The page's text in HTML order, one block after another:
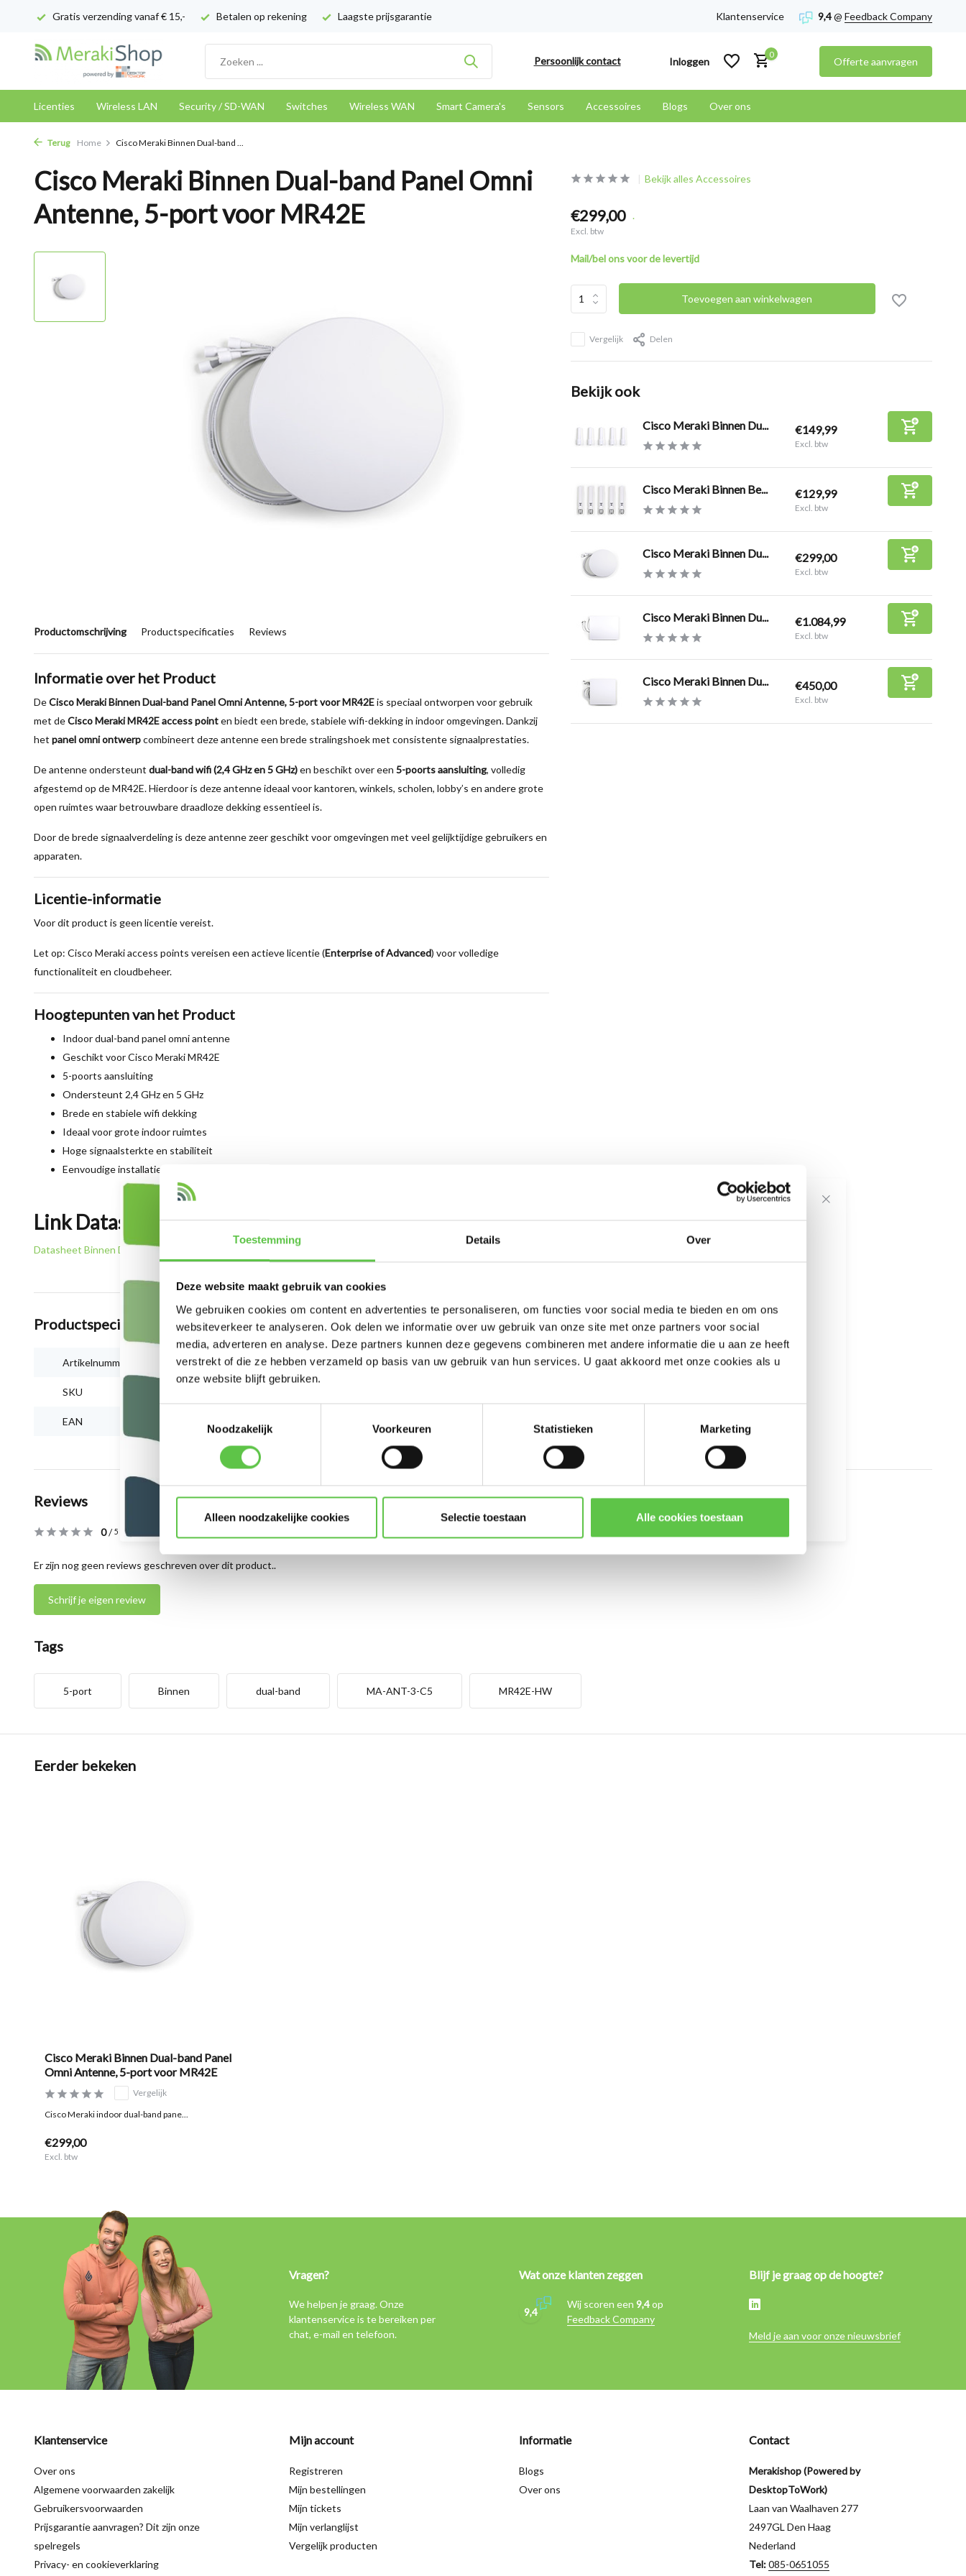
Toestemming Details Over
Deze website maakt gebruik van cookies
We gebruiken cookies om content en advertenties te personaliseren, om functies voor social media te bieden en om ons
websiteverkeer te analyseren. Ook delen we informatie over uw gebruik van onze site met onze partners voor social
media, adverteren en analyse. Deze partners kunnen deze gegevens combineren met andere informatie die u aan ze heeft
verstrekt of die ze hebben verzameld op basis van uw gebruik van hun services. U gaat akkoord met onze cookies als u
onze website blijft gebruiken.
Noodzakelijk
Voorkeuren Statistieken Marketing
Alleen noodzakelijke cookies Selectie toestaan Alle cookies toestaan
Gratis verzending vanaf € 15,- Betalen op rekening Laagste prijsgarantie Klantenservice 9,4@ Feedback Company
Persoonlijk contact Inloggen
0
Offerte aanvragen
Licenties Wireless LAN Security / SD-WAN Switches Wireless WAN Smart Camera's Sensors Accessoires Blogs Over ons
Terug Home Cisco Meraki Binnen Dual-band ...
Cisco Meraki Binnen Dual-band Panel Omni
Antenne, 5-port voor MR42E
Productomschrijving Productspecificaties Reviews
Informatie over het Product
DeCisco Meraki Binnen Dual-band Panel Omni Antenne, 5-port voor MR42Eis speciaal ontworpen voor gebruik
met deCisco Meraki MR42E access pointen biedt een brede, stabiele wifi-dekking in indoor omgevingen. Dankzij
het panel omni ontwerpcombineert deze antenne een brede stralingshoek met consistente signaalprestaties.
De antenne ondersteunt dual-band wifi (2,4 GHz en 5 GHz)en beschikt over een 5-poorts aansluiting, volledig
afgestemd op de MR42E. Hierdoor is deze antenne ideaal voor kantoren, winkels, scholen, lobby’s en andere grote
open ruimtes waar betrouwbare draadloze dekking essentieel is.
Door de brede signaalverdeling is deze antenne zeer geschikt voor omgevingen met veel gelijktijdige gebruikers en
apparaten.
Licentie-informatie
Voor dit product is geen licentie vereist.
Let op: Cisco Meraki access points vereisen een actieve licentie (Enterprise of Advanced) voor volledige
functionaliteit en cloudbeheer.
Hoogtepunten van het Product
Indoor dual-band panel omni antenne
Geschikt voor Cisco Meraki MR42E
5-poorts aansluiting
Ondersteunt 2,4 GHz en 5 GHz
Brede en stabiele wifi dekking
Ideaal voor grote indoor ruimtes
Hoge signaalsterkte en stabiliteit
Eenvoudige installatie
Link Datasheet
Datasheet Binnen Dual-band Panel Omni Antenne, 5-port voor MR42E
Productspecificaties
Artikelnummer MA-ANT-3-C5
SKU
EAN
Bekijk alles Accessoires
€299,00 .
Excl. btw
Mail/bel ons voor de levertijd
Toevoegen aan winkelwagen
Vergelijk Delen
Bekijk ook
Cisco Meraki Binnen Du... €149,99
Excl. btw
Cisco Meraki Binnen Be... €129,99
Excl. btw
Cisco Meraki Binnen Du... €299,00
Excl. btw
Cisco Meraki Binnen Du... €1.084,99
Excl. btw
Cisco Meraki Binnen Du... €450,00
Excl. btw
Reviews
0/5 Based on 0 reviews
Er zijn nog geen reviews geschreven over dit product..
Schrijf je eigen review
Tags
5-port Binnen dual-band MA-ANT-3-C5 MR42E-HW
Eerder bekeken
Cisco Meraki Binnen Dual-band Panel
Omni Antenne, 5-port voor MR42E
Vergelijk
Cisco Meraki indoor dual-band pane...
€299,00
Excl. btw
Vragen?
We helpen je graag. Onze
klantenservice is te bereiken per
chat, e-mail en telefoon.
Wat onze klanten zeggen
9,4
Wij scoren een 9,4op
Feedback Company
Blijf je graag op de hoogte?
Meld je aan voor onze nieuwsbrief
Klantenservice
Over ons
Algemene voorwaarden zakelijk
Gebruikersvoorwaarden
Prijsgarantie aanvragen? Dit zijn onze
spelregels
Privacy- en cookieverklaring
Mijn account
Registreren
Mijn bestellingen
Mijn tickets
Mijn verlanglijst
Vergelijk producten
Informatie
Blogs
Over ons
Contact
Merakishop (Powered by
DesktopToWork)
Laan van Waalhaven 277
2497GL Den Haag
Nederland
Tel:085-0651055
Schrijf je in voor onze
Updates, acties & productinformatie
E-mailadres*
* Lees hier de wettelijke beperkingen